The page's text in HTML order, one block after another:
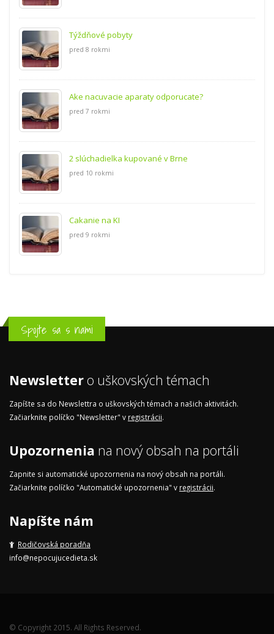
Týždňové pobyty
pred 8 rokmi
Ake nacuvacie aparaty odporucate?
pred 7 rokmi
2 slúchadielka kupované v Brne
pred 10 rokmi
Cakanie na KI
pred 9 rokmi
Spojte sa s nami
Newsletter o uškovských témach
Zapíšte sa do Newslettra o uškovských témach a našich aktivitách.
Začiarknite políčko "Newsletter" v registrácii.
Upozornenia na nový obsah na portáli
Zapnite si automatické upozornenia na nový obsah na portáli.
Začiarknite políčko "Automatické upozornenia" v registrácii.
Napíšte nám
Rodičovská poradňa
info@nepocujucedieta.sk
© Copyright 2015. All Rights Reserved.